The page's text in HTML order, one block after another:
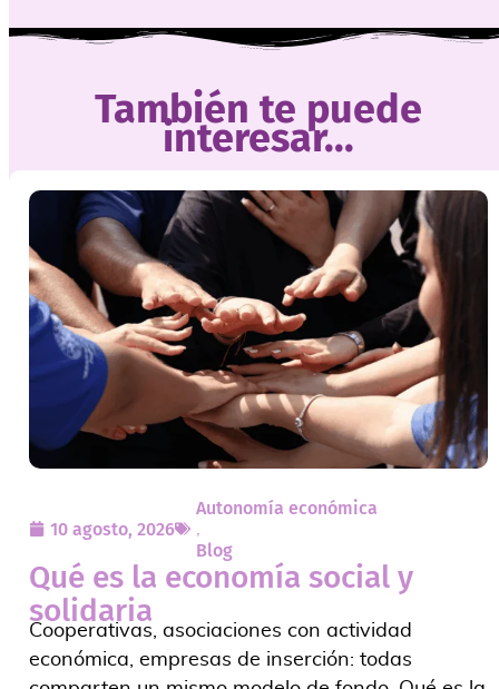
También te puede
interesar...
10 agosto, 2026
Autonomía económica
Blog
Qué es la economía social y
solidaria
Cooperativas, asociaciones con actividad
económica, empresas de inserción: todas